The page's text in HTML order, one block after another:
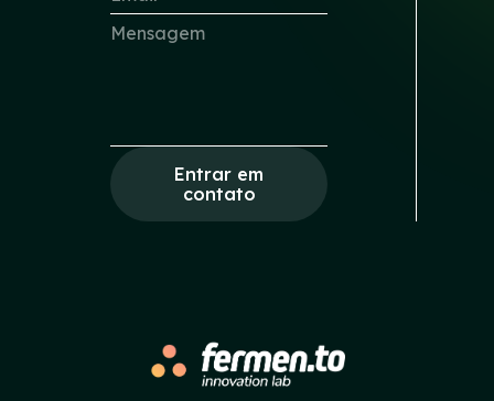
Entrar em
contato